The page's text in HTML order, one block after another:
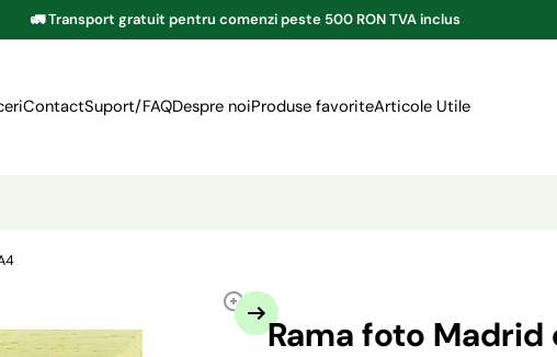
🚛 Transport gratuit pentru comenzi peste 500 RON TVA inclus
ContactSuport/FAQDespre noiProduse favoriteArticole Utile
Rama foto